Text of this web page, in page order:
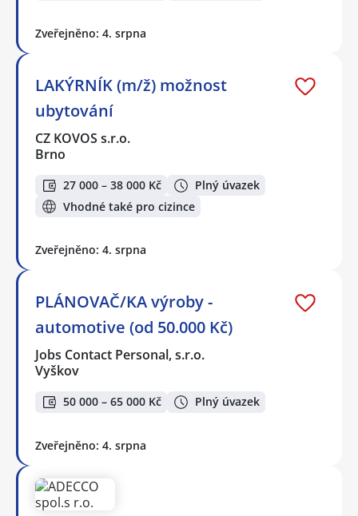
Zveřejněno: 4. srpna
LAKÝRNÍK (m/ž) možnost
ubytování
CZ KOVOS s.r.o.
Brno
27 000 – 38 000 Kč
Plný úvazek
Vhodné také pro cizince
Zveřejněno: 4. srpna
PLÁNOVAČ/KA výroby -
automotive (od 50.000 Kč)
Jobs Contact Personal, s.r.o.
Vyškov
50 000 – 65 000 Kč Plný úvazek
Zveřejněno: 4. srpna